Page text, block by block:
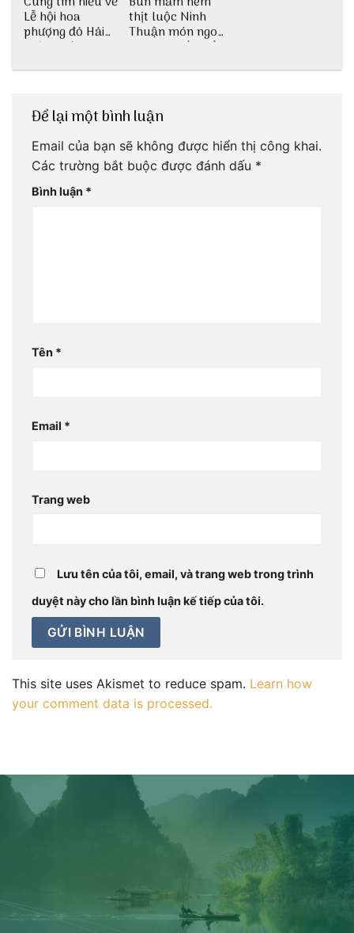
Lễ hội hoa
phượng đỏ Hải
Phòng với 3vi.vn
thịt luộc Ninh
Thuận món ngon
dân dã miền biển
Để lại một bình luận
Email của bạn sẽ không được hiển thị công khai.
Các trường bắt buộc được đánh dấu *
Bình luận *
Tên *
Email *
Trang web
Lưu tên của tôi, email, và trang web trong trình
duyệt này cho lần bình luận kế tiếp của tôi.
This site uses Akismet to reduce spam. Learn how
your comment data is processed.